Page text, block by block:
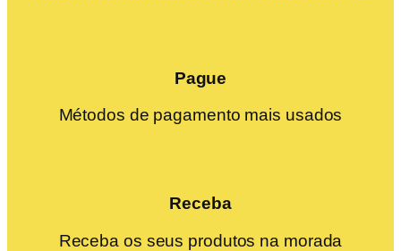
Pague
Métodos de pagamento mais usados
Receba
Receba os seus produtos na morada